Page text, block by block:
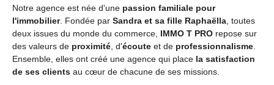
Notre agence est née d'une passion familiale pour
l'immobilier. Fondée par Sandra et sa fille Raphaëlla , toutes
deux issues du monde du commerce, IMMO T PRO repose sur
des valeurs de proximité , d'écoute et de professionnalisme
Ensemble, elles ont créé une agence qui place la satisfaction
de ses clients au cœur de chacune de ses missions.